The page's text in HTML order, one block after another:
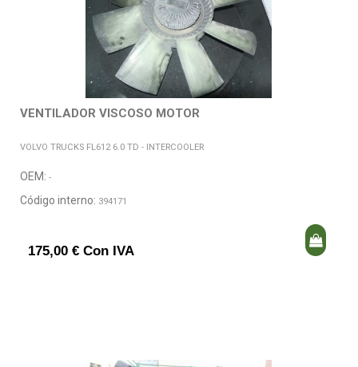
VENTILADOR VISCOSO MOTOR
VOLVO TRUCKS FL612 6.0 TD - INTERCOOLER
OEM: -
Código interno: 394171
175,00 € Con IVA